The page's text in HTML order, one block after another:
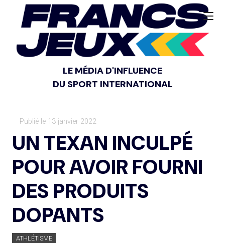
LE MÉDIA D'INFLUENCE
DU SPORT INTERNATIONAL
— Publié le 13 janvier 2022
UN TEXAN INCULPÉ
POUR AVOIR FOURNI
DES PRODUITS
DOPANTS
ATHLÉTISME